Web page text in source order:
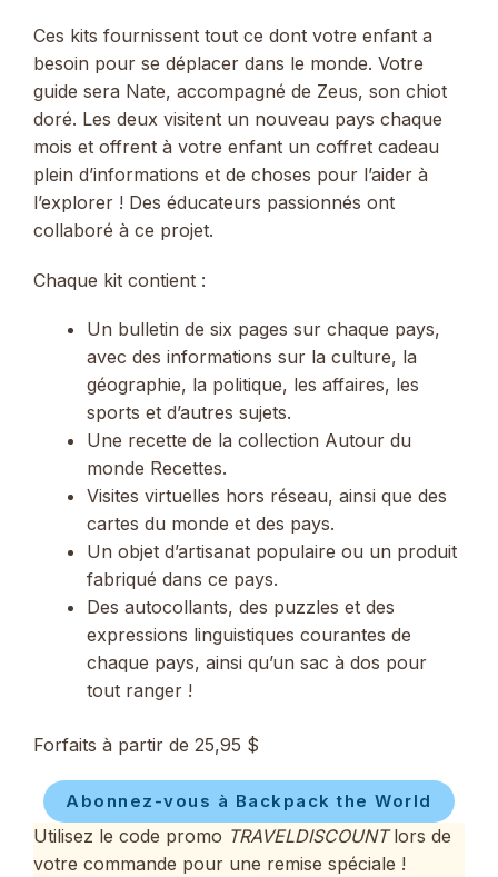
Ces kits fournissent tout ce dont votre enfant a
besoin pour se déplacer dans le monde. Votre
guide sera Nate, accompagné de Zeus, son chiot
doré. Les deux visitent un nouveau pays chaque
mois et offrent à votre enfant un coffret cadeau
plein d’informations et de choses pour l’aider à
l’explorer ! Des éducateurs passionnés ont
collaboré à ce projet.
Chaque kit contient :
Un bulletin de six pages sur chaque pays,
avec des informations sur la culture, la
géographie, la politique, les affaires, les
sports et d’autres sujets.
Une recette de la collection Autour du
monde Recettes.
Visites virtuelles hors réseau, ainsi que des
cartes du monde et des pays.
Un objet d’artisanat populaire ou un produit
fabriqué dans ce pays.
Des autocollants, des puzzles et des
expressions linguistiques courantes de
chaque pays, ainsi qu’un sac à dos pour
tout ranger !
Forfaits à partir de 25,95 $
Abonnez-vous à Backpack the World
Utilisez le code promo TRAVELDISCOUNTlors de
votre commande pour une remise spéciale !